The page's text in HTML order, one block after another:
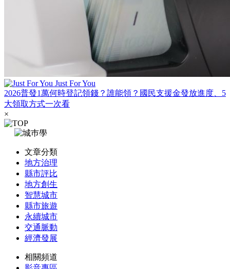
Just For You
2026普發1萬何時登記領錢？誰能領？國民支援金發放進度、5
大領取方式一次看
×
文章分類
地方治理
縣市評比
地方創生
智慧城市
縣市旅遊
永續城市
交通脈動
經濟發展
相關頻道